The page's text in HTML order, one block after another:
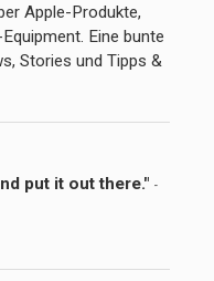
Apple-Produkte,
Eine bunte
Stories und Tipps &
put it out there." -